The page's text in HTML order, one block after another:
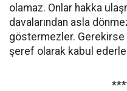
olamaz. Onlar hakka
davalarından asla
göstermezler.
şeref olarak kabul